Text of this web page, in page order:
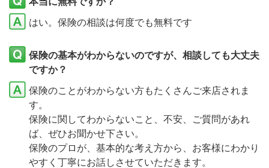
はい。保険の相談は何度でも無料です
保険の基本がわからないのですが、相談しても大丈夫
ですか？
保険のことがわからない方もたくさんご来店されま
す。
保険に関してわからないこと、不安、ご質問があれ
ば、ぜひお聞かせ下さい。
保険のプロが、基本的な考え方から、お客様にわかり
やすく丁寧にお話しさせていただきます。